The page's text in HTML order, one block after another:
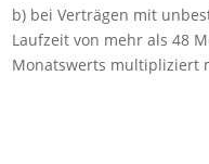
b) bei Verträgen mit
Laufzeit von mehr als 48
Monatswerts multipliziert